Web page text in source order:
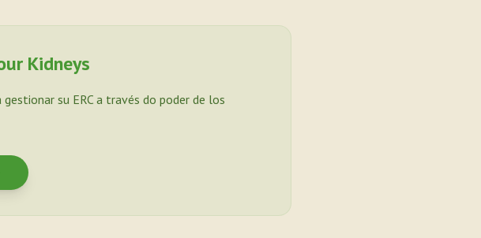
Kidneys
su ERC a través do poder de los